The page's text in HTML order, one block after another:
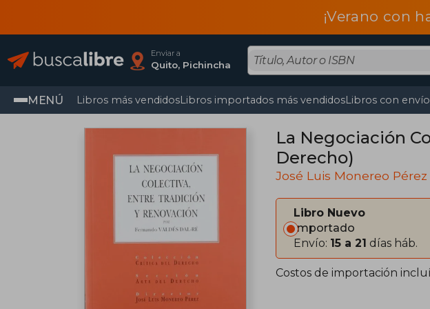
¡Verano con
Enviar a
Quito, Pichincha
MENÚ Libros más vendidosLibros importados más vendidosLibros con
La Negociación
Derecho)
José Luis Monereo Pérez
Libro Nuevo
Importado
Envío: 15 a 21 días háb.
Costos de importación